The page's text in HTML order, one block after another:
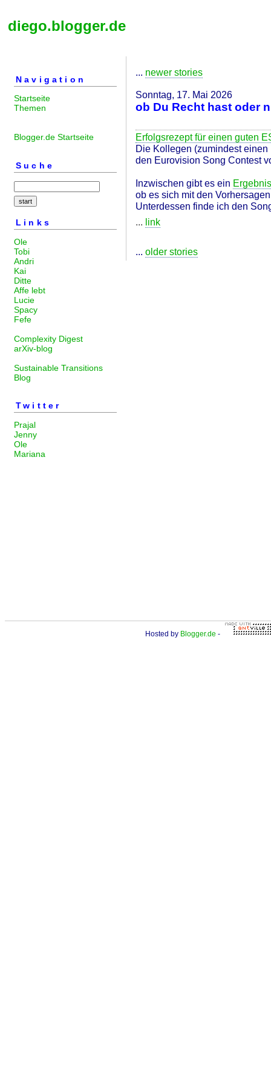
diego.blogger.de
Navigation
Startseite
Themen
Blogger.de Startseite
Suche
Links
Ole
Tobi
Andri
Kai
Ditte
Affe lebt
Lucie
Spacy
Fefe
Complexity Digest
arXiv-blog
Sustainable Transitions
Blog
Twitter
Prajal
Jenny
Ole
Mariana
... newer stories
Sonntag, 17. Mai 2026
ob Du Recht hast oder
Erfolgsrezept für einen guten
Die Kollegen (zumindest
den Eurovision Song Contest
Inzwischen gibt es ein
ob es sich mit den
Unterdessen finde ich den
... link
... older stories
Hosted by Blogger.de -